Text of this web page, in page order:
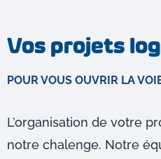
Vos projets
POUR VOUS OUVRIR LA
L’organisation de votre
notre chalenge. Notre